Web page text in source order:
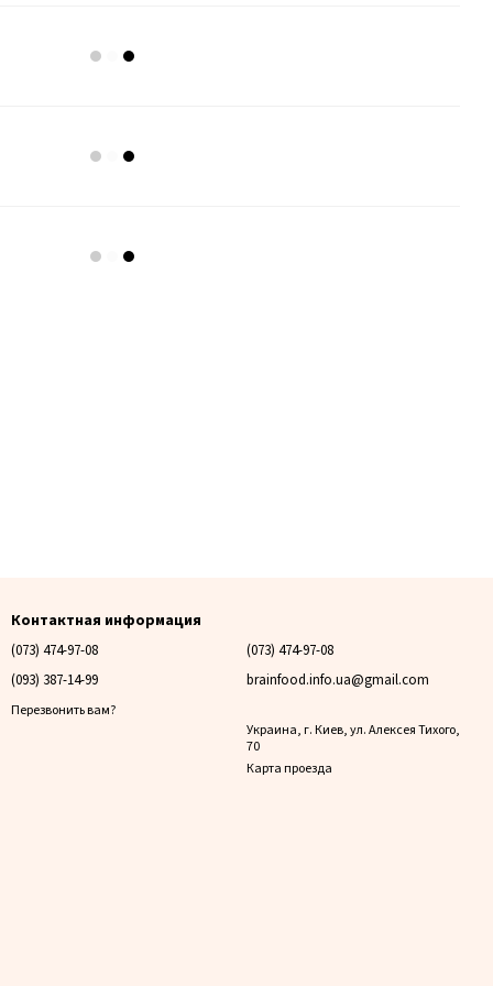
Контактная информация
(073) 474-97-08
(093) 387-14-99
Перезвонить вам?
(073) 474-97-08
brainfood.info.ua@gmail.com
Украина, г. Киев, ул. Алексея Тихого,
70
Карта проезда